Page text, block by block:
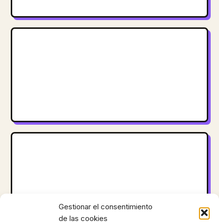
Gestionar el consentimiento
de las cookies